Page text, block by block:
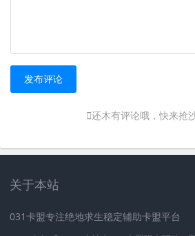
发布评论
还木有评论哦，快来抢
关于本站
031卡盟专注绝地求生稳定辅助卡盟平台